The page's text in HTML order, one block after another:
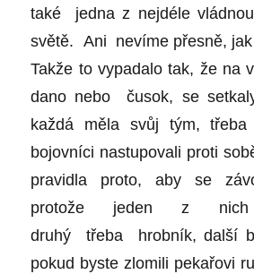
také jedna z nejdéle
světě. Ani nevíme přesně,
Takže to vypadalo tak, že na
dano nebo čusok, se
každá měla svůj tým, třeba
bojovníci nastupovali proti
pravidla proto, aby se
protože jeden z
druhý třeba hrobník, další
pokud byste zlomili pekařovi